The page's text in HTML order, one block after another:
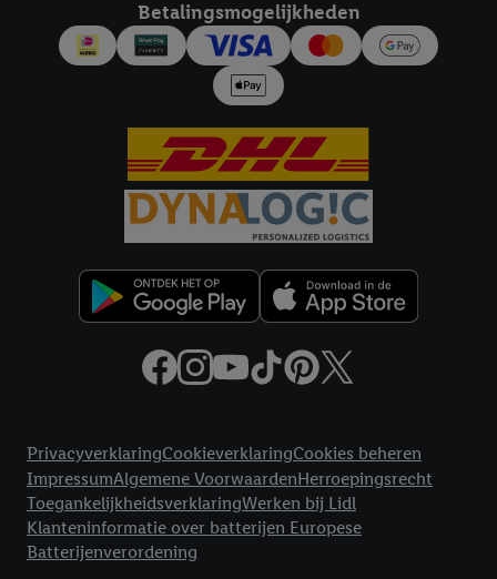
Betalingsmogelijkheden
PrivacyverklaringCookieverklaringCookies beheren
ImpressumAlgemene VoorwaardenHerroepingsrecht
ToegankelijkheidsverklaringWerken bij Lidl
Klanteninformatie over batterijen Europese
Batterijenverordening